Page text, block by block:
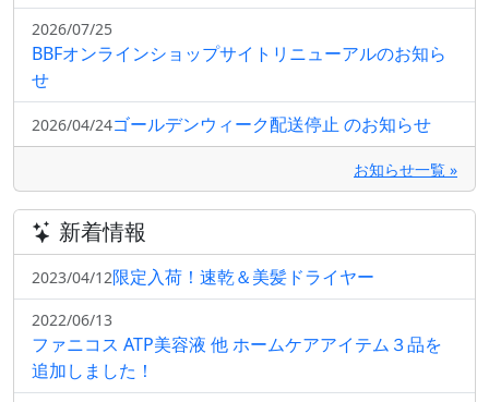
2026/07/25
BBFオンラインショップサイトリニューアルのお知ら
せ
2026/04/24ゴールデンウィーク配送停止 のお知らせ
お知らせ一覧 »
新着情報
2023/04/12限定入荷！速乾＆美髪ドライヤー
2022/06/13
ファニコス ATP美容液 他 ホームケアアイテム３品を
追加しました！